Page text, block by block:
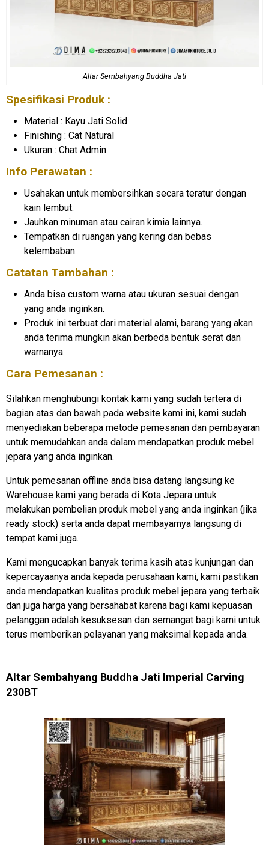
Altar Sembahyang Buddha Jati
Spesifikasi Produk :
Material : Kayu Jati Solid
Finishing : Cat Natural
Ukuran : Chat Admin
Info Perawatan :
Usahakan untuk membersihkan secara teratur dengan
kain lembut.
Jauhkan minuman atau cairan kimia lainnya.
Tempatkan di ruangan yang kering dan bebas
kelembaban.
Catatan Tambahan :
Anda bisa custom warna atau ukuran sesuai dengan
yang anda inginkan.
Produk ini terbuat dari material alami, barang yang akan
anda terima mungkin akan berbeda bentuk serat dan
warnanya.
Cara Pemesanan :
Silahkan menghubungi kontak kami yang sudah tertera di
bagian atas dan bawah pada website kami ini, kami sudah
menyediakan beberapa metode pemesanan dan pembayaran
untuk memudahkan anda dalam mendapatkan produk mebel
jepara yang anda inginkan.
Untuk pemesanan offline anda bisa datang langsung ke
Warehouse kami yang berada di Kota Jepara untuk
melakukan pembelian produk mebel yang anda inginkan (jika
ready stock) serta anda dapat membayarnya langsung di
tempat kami juga.
Kami mengucapkan banyak terima kasih atas kunjungan dan
kepercayaanya anda kepada perusahaan kami, kami pastikan
anda mendapatkan kualitas produk mebel jepara yang terbaik
dan juga harga yang bersahabat karena bagi kami kepuasan
pelanggan adalah kesuksesan dan semangat bagi kami untuk
terus memberikan pelayanan yang maksimal kepada anda.
Altar Sembahyang Buddha Jati Imperial Carving
230BT